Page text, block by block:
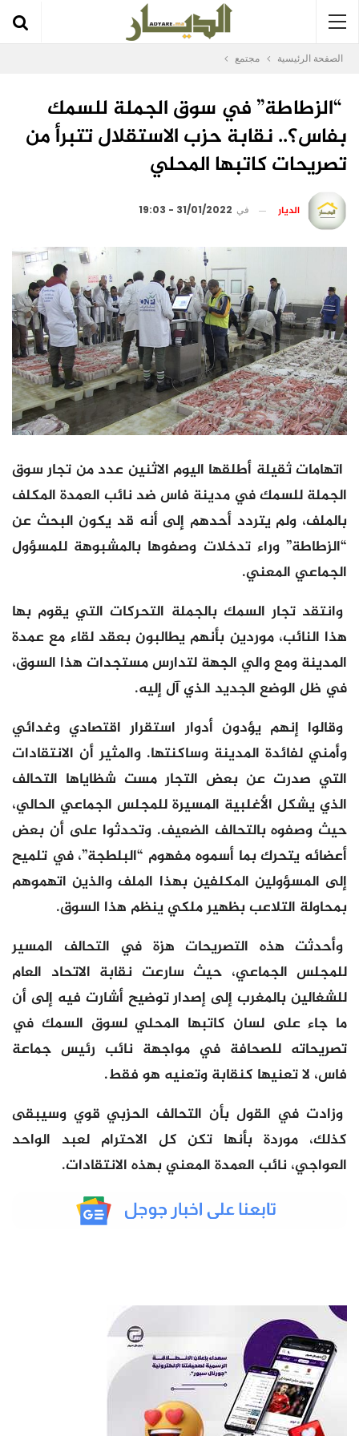
الصفحة الرئيسية مجتمع
“الزطاطة” في سوق الجملة للسمك
بفاس؟.. نقابة حزب الاستقلال تتبرأ من
تصريحات كاتبها المحلي
الديار في 31/01/2022 - 19:03
اتهامات ثقيلة أطلقها اليوم الاثنين عدد من تجار سوق
الجملة للسمك في مدينة فاس ضد نائب العمدة المكلف
بالملف، ولم يتردد أحدهم إلى أنه قد يكون البحث عن
“الزطاطة” وراء تدخلات وصفوها بالمشبوهة للمسؤول
الجماعي المعني.
وانتقد تجار السمك بالجملة التحركات التي يقوم بها
هذا النائب، موردين بأنهم يطالبون بعقد لقاء مع عمدة
المدينة ومع والي الجهة لتدارس مستجدات هذا السوق،
في ظل الوضع الجديد الذي آل إليه.
وقالوا إنهم يؤدون أدوار استقرار اقتصادي وغدائي
وأمني لفائدة المدينة وساكنتها. والمثير أن الانتقادات
التي صدرت عن بعض التجار مست شظاياها التحالف
الذي يشكل الأغلبية المسيرة للمجلس الجماعي الحالي،
حيث وصفوه بالتحالف الضعيف. وتحدثوا على أن بعض
أعضائه يتحرك بما أسموه مفهوم “البلطجة”، في تلميح
إلى المسؤولين المكلفين بهذا الملف والذين اتهموهم
بمحاولة التلاعب بظهير ملكي ينظم هذا السوق.
وأحدثت هذه التصريحات هزة في التحالف المسير
للمجلس الجماعي، حيث سارعت نقابة الاتحاد العام
للشغالين بالمغرب إلى إصدار توضيح أشارت فيه إلى أن
ما جاء على لسان كاتبها المحلي لسوق السمك في
تصريحاته للصحافة في مواجهة نائب رئيس جماعة
فاس، لا تعنيها كنقابة وتعنيه هو فقط.
وزادت في القول بأن التحالف الحزبي قوي وسيبقى
كذلك، موردة بأنها تكن كل الاحترام لعبد الواحد
العواجي، نائب العمدة المعني بهذه الانتقادات.